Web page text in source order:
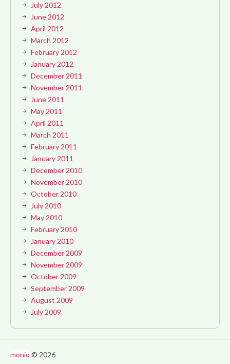
July 2012
June 2012
April 2012
March 2012
February 2012
January 2012
December 2011
November 2011
June 2011
May 2011
April 2011
March 2011
February 2011
January 2011
December 2010
November 2010
October 2010
July 2010
May 2010
February 2010
January 2010
December 2009
November 2009
October 2009
September 2009
August 2009
July 2009
monio © 2026